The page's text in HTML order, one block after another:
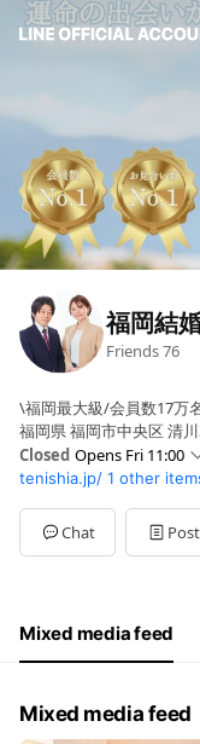
福岡結
Friends76
\福岡最大級/会員数17万
福岡県 福岡市中央区 清
Closed Opens Fri 11:00
Sun11:00 - 21:00
Mon11:00 - 21:00
TueClosed
Wed11:00 - 21:00
Sat
11:00 - 21:00
LINE・お問い合わせは24
tenishia.jp/ 1 other
Chat
Mixed media feed
Mixed media feed